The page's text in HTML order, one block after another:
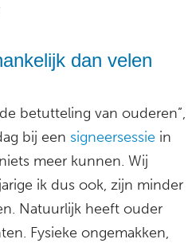
dan velen
betutteling van ouderen”,
bij een signeersessie in
meer kunnen. Wij
ik dus ook, zijn minder
Natuurlijk heeft ouder
Fysieke ongemakken,